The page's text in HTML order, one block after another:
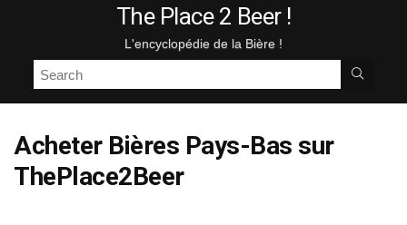
The Place 2 Beer !
L'encyclopédie de la Bière !
Acheter Bières Pays-Bas sur
ThePlace2Beer